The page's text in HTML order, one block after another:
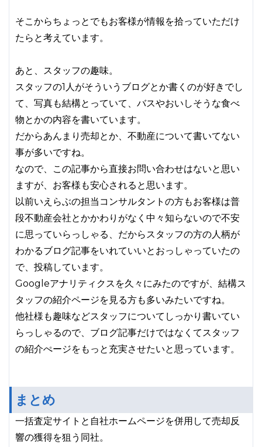
そこからちょっとでもお客様が情報を拾っていただけ
たらと考えています。
あと、スタッフの趣味。
スタッフの1人がそういうブログとか書くのが好きでし
て、写真も結構とっていて、バスやおいしそうな食べ
物とかの内容を書いています。
だからあんまり売却とか、不動産について書いてない
事が多いですね。
なので、この記事から直接お問い合わせはないと思い
ますが、お客様も安心されると思います。
以前いえらぶの担当コンサルタントの方もお客様は普
段不動産会社とかかわりがなく中々知らないので不安
に思っていらっしゃる、だからスタッフの方の人柄が
わかるブログ記事をいれていいとおっしゃっていたの
で、投稿しています。
Googleアナリティクスを久々にみたのですが、結構ス
タッフの紹介ページを見る方も多いみたいですね。
他社様も趣味などスタッフについてしっかり書いてい
らっしゃるので、ブログ記事だけではなくてスタッフ
の紹介ぺージをもっと充実させたいと思っています。
まとめ
一括査定サイトと自社ホームページを併用して売却反
響の獲得を狙う同社。